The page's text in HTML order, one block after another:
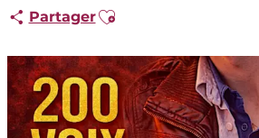
PartagerAjouter aux favoris